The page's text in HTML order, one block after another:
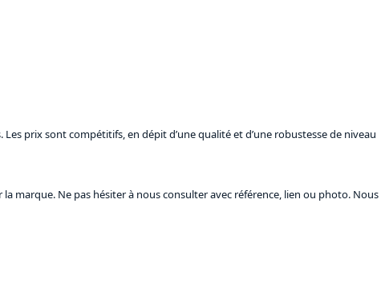
prix sont compétitifs, en dépit d’une qualité et d’une robustesse de niveau
marque. Ne pas hésiter à nous consulter avec référence, lien ou photo. Nous